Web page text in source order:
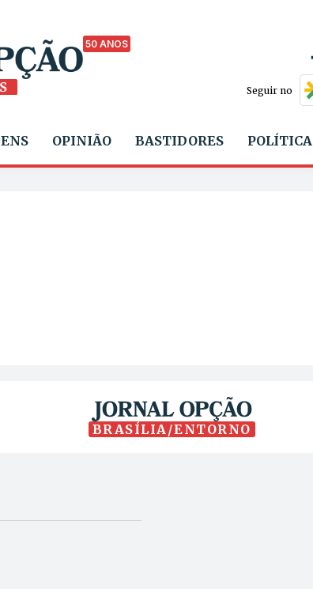
50 ANOS
Seguir no
OPINIÃO BASTIDORES POLÍTICA
BRASÍLIA/ENTORNO